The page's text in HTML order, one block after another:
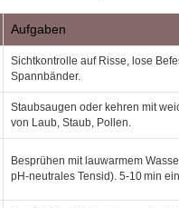
Aufgaben
Sichtkontrolle auf Risse, lose
Spannbänder.
Staubsaugen oder kehren mit
von Laub, Staub, Pollen.
Besprühen mit lauwarmem
pH‑neutrales Tensid). 5‑10 min